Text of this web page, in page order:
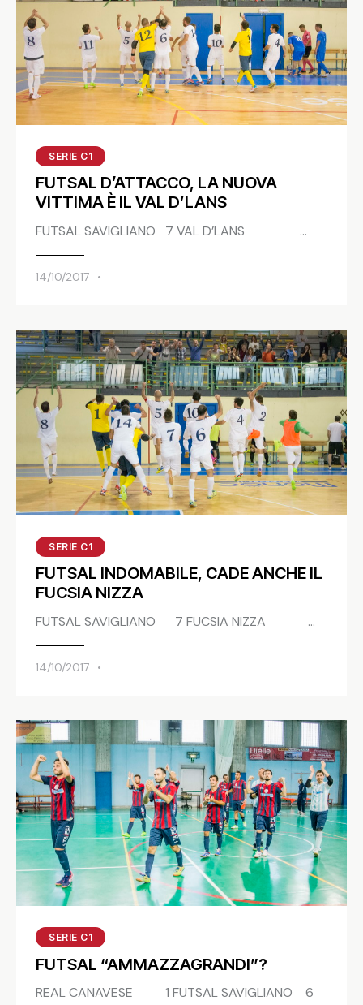
SERIE C1
FUTSAL D’ATTACCO, LA NUOVA
VITTIMA È IL VAL D’LANS
FUTSAL SAVIGLIANO 7 VAL D’LANS …
14/10/2017
SERIE C1
FUTSAL INDOMABILE, CADE ANCHE IL
FUCSIA NIZZA
FUTSAL SAVIGLIANO 7 FUCSIA NIZZA …
14/10/2017
SERIE C1
FUTSAL “AMMAZZAGRANDI”?
REAL CANAVESE 1 FUTSAL SAVIGLIANO 6